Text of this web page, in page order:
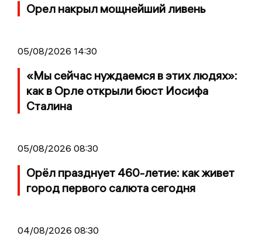
Орел накрыл мощнейший ливень
05/08/2026 14:30
«Мы сейчас нуждаемся в этих людях»:
как в Орле открыли бюст Иосифа
Сталина
05/08/2026 08:30
Орёл празднует 460-летие: как живет
город первого салюта сегодня
04/08/2026 08:30